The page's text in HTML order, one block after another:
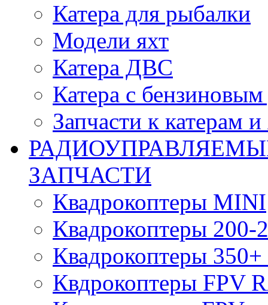
Катера для рыбалки
Модели яхт
Катера ДВС
Катера с бензиновым
Запчасти к катерам
ЗАПЧАСТИ
Квадрокоптеры MINI
Квадрокоптеры 200-
Квадрокоптеры 350+
Квдрокоптеры FPV